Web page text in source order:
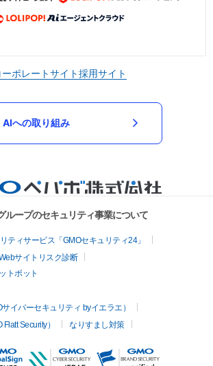
ーポレートサイト採用サイト
AIへの取り組み
ループのセキュリティ事業について
ティサービス「GMOセキュリティ24」
サイトリスク診断
トボット
イバーセキュリティ byイエラエ）
Security）
なりすまし対策